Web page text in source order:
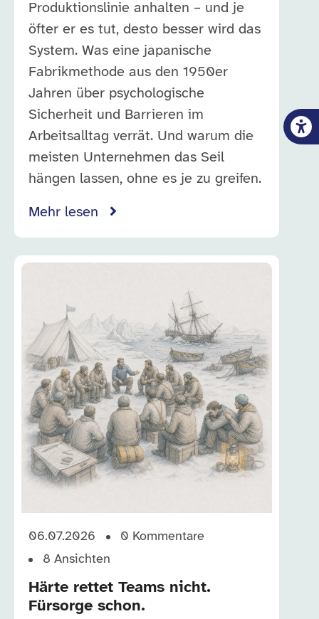
Produktionslinie anhalten – und je
öfter er es tut, desto besser wird das
System. Was eine japanische
Fabrikmethode aus den 1950er
Jahren über psychologische
Sicherheit und Barrieren im
Arbeitsalltag verrät. Und warum die
meisten Unternehmen das Seil
hängen lassen, ohne es je zu greifen.
Mehr lesen
06.07.2026 0 Kommentare
8 Ansichten
Härte rettet Teams nicht.
Fürsorge schon.